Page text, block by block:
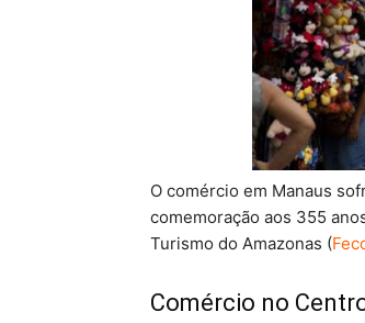
O comércio em Manaus
comemoração aos 355
Turismo do Amazonas (
Comércio no